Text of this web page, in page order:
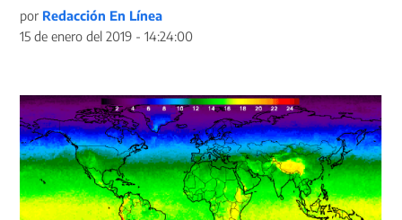
por Redacción En Línea
15 de enero del 2019 - 14:24:00